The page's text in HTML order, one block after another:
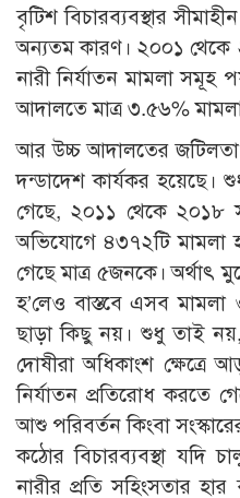
বৃটিশ বিচারব্যবস্থার
অন্যতম কারণ। ২০০১ থেকে
নারী নির্যাতন মামলা সমূহ
আদালতে মাত্র ৩.৫৬%
আর উচ্চ আদালতের জটিলতা
দন্ডাদেশ কার্যকর হয়েছে।
গেছে, ২০১১ থেকে ২০১৮
অভিযোগে ৪৩৭২টি মামলা
গেছে মাত্র ৫জনকে।
হ’লেও বাস্তবে এসব
ছাড়া কিছু নয়। শুধু তাই
দোষীরা অধিকাংশ ক্ষেত্রে
নির্যাতন প্রতিরোধ করতে
আশু পরিবর্তন কিংবা
কঠোর বিচারব্যবস্থা যদি
নারীর প্রতি সহিংসতার